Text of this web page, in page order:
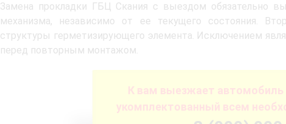
Замена прокладки ГБЦ Скания с выездом обязательно
механизма, независимо от ее текущего состояния.
структуры герметизирующего элемента. Исключением
перед повторным монтажом.
К вам выезжает автомобиль
укомплектованный всем